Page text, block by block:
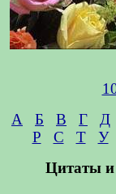
А
Б В Г Д
Р
С Т У
Цитаты